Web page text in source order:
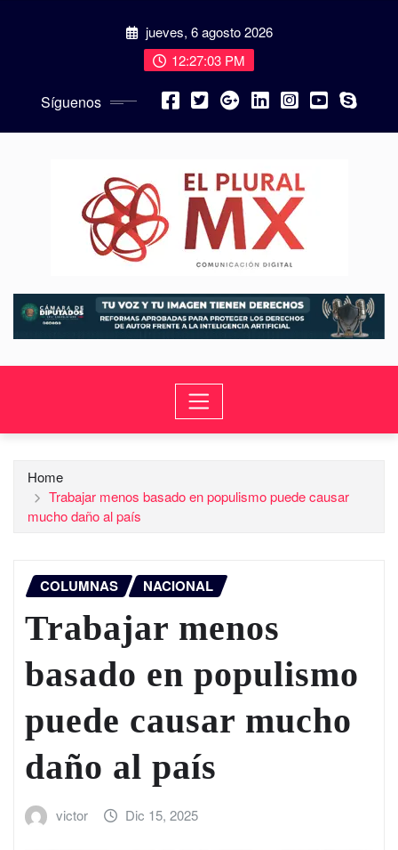
jueves, 6 agosto 2026
12:27:04 PM
Síguenos
Home
Trabajar menos basado en populismo puede causar
mucho daño al país
COLUMNAS NACIONAL
Trabajar menos
basado en populismo
puede causar mucho
daño al país
victor Dic 15, 2025